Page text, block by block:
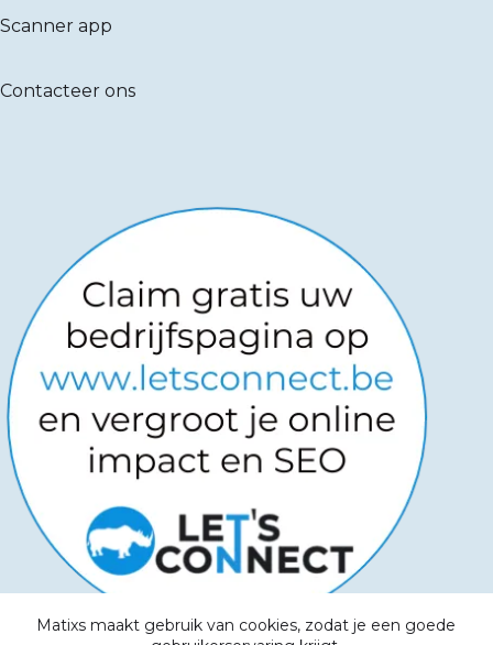
Matixs maakt gebruik van cookies, zodat je een goede
Scanner app
Contacteer ons